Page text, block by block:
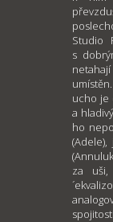
Studio
s
ucho je
a
ho
za